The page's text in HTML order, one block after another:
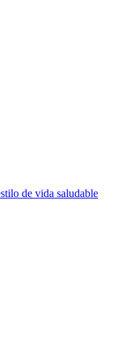
de vida saludable